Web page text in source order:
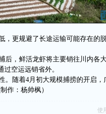
，更规避了长途运输可能存在的
后，鲜活龙虾将主要销往川内各
空运远销省外。
。随着4月初大规模捕捞的开启，
作：杨帅枫）
使